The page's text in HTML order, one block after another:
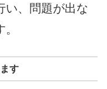
い、問題が出な
す